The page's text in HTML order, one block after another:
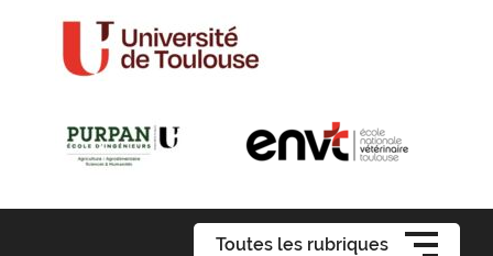
Toutes les rubriques